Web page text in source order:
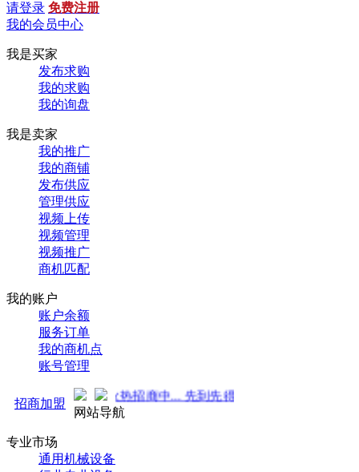
请登录 免费注册
我的会员中心
我是买家
发布求购
我的求购
我的询盘
我是卖家
我的推广
我的商铺
发布供应
管理供应
视频上传
视频管理
视频推广
商机匹配
我的账户
账户余额
服务订单
我的商机点
账号管理
招商加盟
势来袭！火热招商中... 先到先得 ！
网站导航
专业市场
通用机械设备